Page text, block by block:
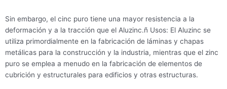
Sin embargo, el cinc puro tiene una mayor resistencia a la
deformación y a la tracción que el Aluzinc.ñ Usos: El Aluzinc se
utiliza primordialmente en la fabricación de láminas y chapas
metálicas para la construcción y la industria, mientras que el zinc
puro se emplea a menudo en la fabricación de elementos de
cubrición y estructurales para edificios y otras estructuras.